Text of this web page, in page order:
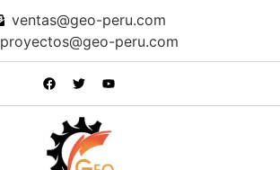
ventas@geo-peru.com
proyectos@geo-peru.com